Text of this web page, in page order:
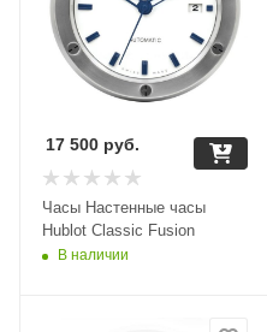
Часы Настенные часы
Hublot Classic Fusion
В наличии
17 500 руб.